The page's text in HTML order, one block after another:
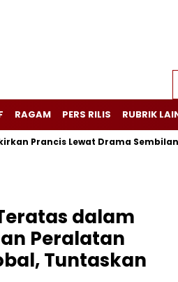
RAGAM PERS RILIS RUBRIK
Lewat Drama Sembilan Gol,
dalam
Peralatan
Tuntaskan